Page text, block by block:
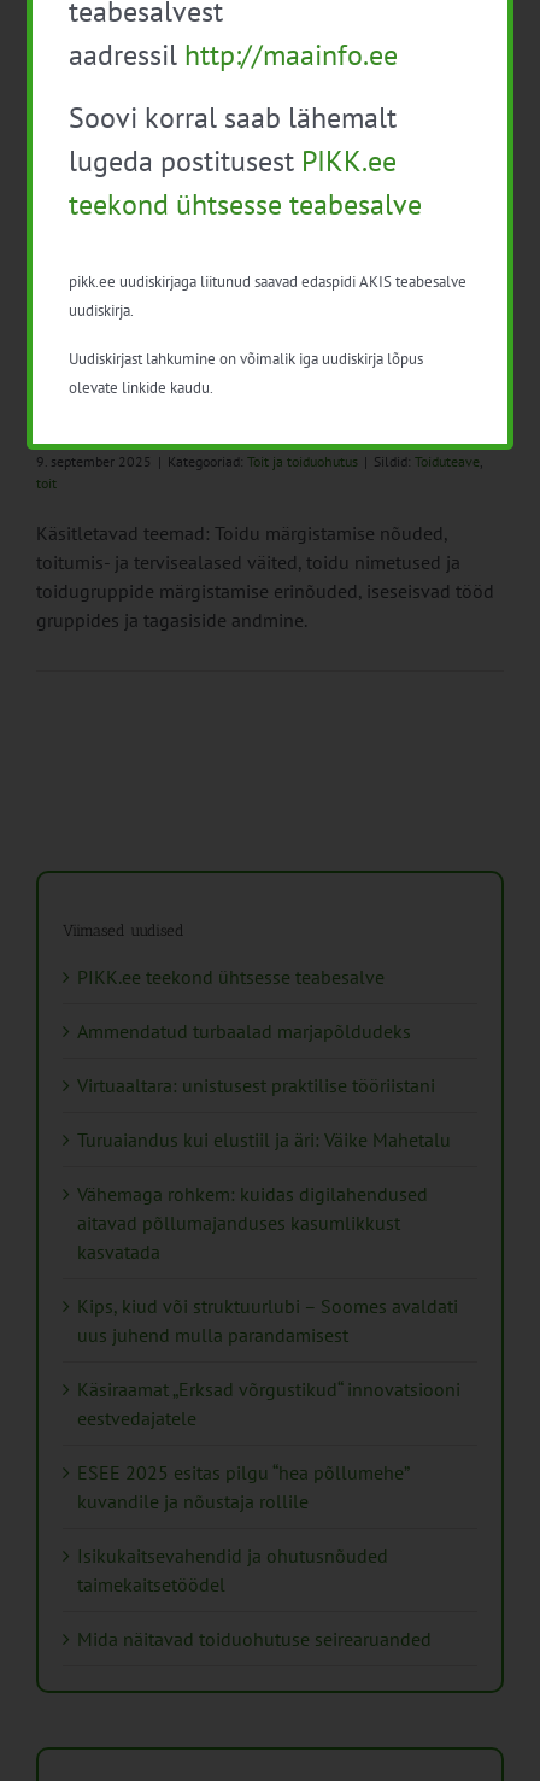
seadusandlusest, innovatsioonist ja trendidest.
Infopäev “Toidualase teabe esitamine”
20. oktoober 2025 | Kategooriad:Toit ja toiduohutus | Sildid:nõuded
9. september 2025 | Kategooriad: Toit ja toiduohutus | Sildid: Toiduteave,
toit
Käsitletavad teemad: Toidu märgistamise nõuded,
toitumis- ja tervisealased väited, toidu nimetused ja
toidugruppide märgistamise erinõuded, iseseisvad tööd
gruppides ja tagasiside andmine.
Viimased uudised
PIKK.ee teekond ühtsesse teabesalve
Ammendatud turbaalad marjapõldudeks
Virtuaaltara: unistusest praktilise tööriistani
Turuaiandus kui elustiil ja äri: Väike Mahetalu
Vähemaga rohkem: kuidas digilahendused
aitavad põllumajanduses kasumlikkust
kasvatada
Kips, kiud või struktuurlubi – Soomes avaldati
uus juhend mulla parandamisest
Käsiraamat „Erksad võrgustikud“ innovatsiooni
eestvedajatele
ESEE 2025 esitas pilgu “hea põllumehe”
kuvandile ja nõustaja rollile
Isikukaitsevahendid ja ohutusnõuded
taimekaitsetöödel
Mida näitavad toiduohutuse seirearuanded
teabesalvest
aadressil http://maainfo.ee
Soovi korral saab lähemalt
lugeda postitusest PIKK.ee
teekond ühtsesse teabesalve
pikk.ee uudiskirjaga liitunud saavad edaspidi AKIS teabesalve
uudiskirja.
Uudiskirjast lahkumine on võimalik iga uudiskirja lõpus
olevate linkide kaudu.